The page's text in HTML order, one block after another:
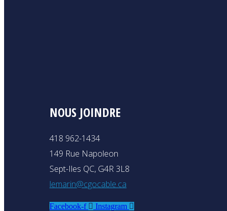
NOUS JOINDRE
418 962-1434
149 Rue Napoleon
Sept-Iles QC, G4R 3L8
lemarin@cgocable.ca
Facebook-f Instagram